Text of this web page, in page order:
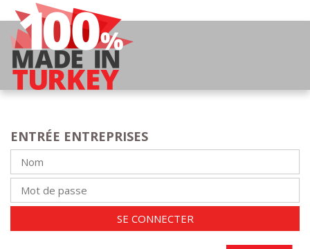
ENTRÉE ENTREPRISES
SE CONNECTER